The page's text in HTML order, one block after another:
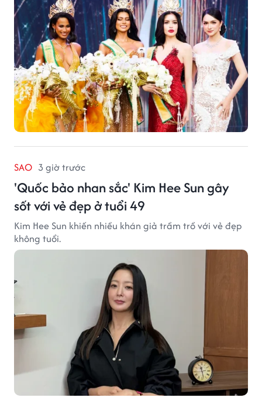
SAO 3 giờ trước
'Quốc bảo nhan sắc' Kim Hee Sun gây
sốt với vẻ đẹp ở tuổi 49
Kim Hee Sun khiến nhiều khán giả trầm trồ với vẻ đẹp
không tuổi.